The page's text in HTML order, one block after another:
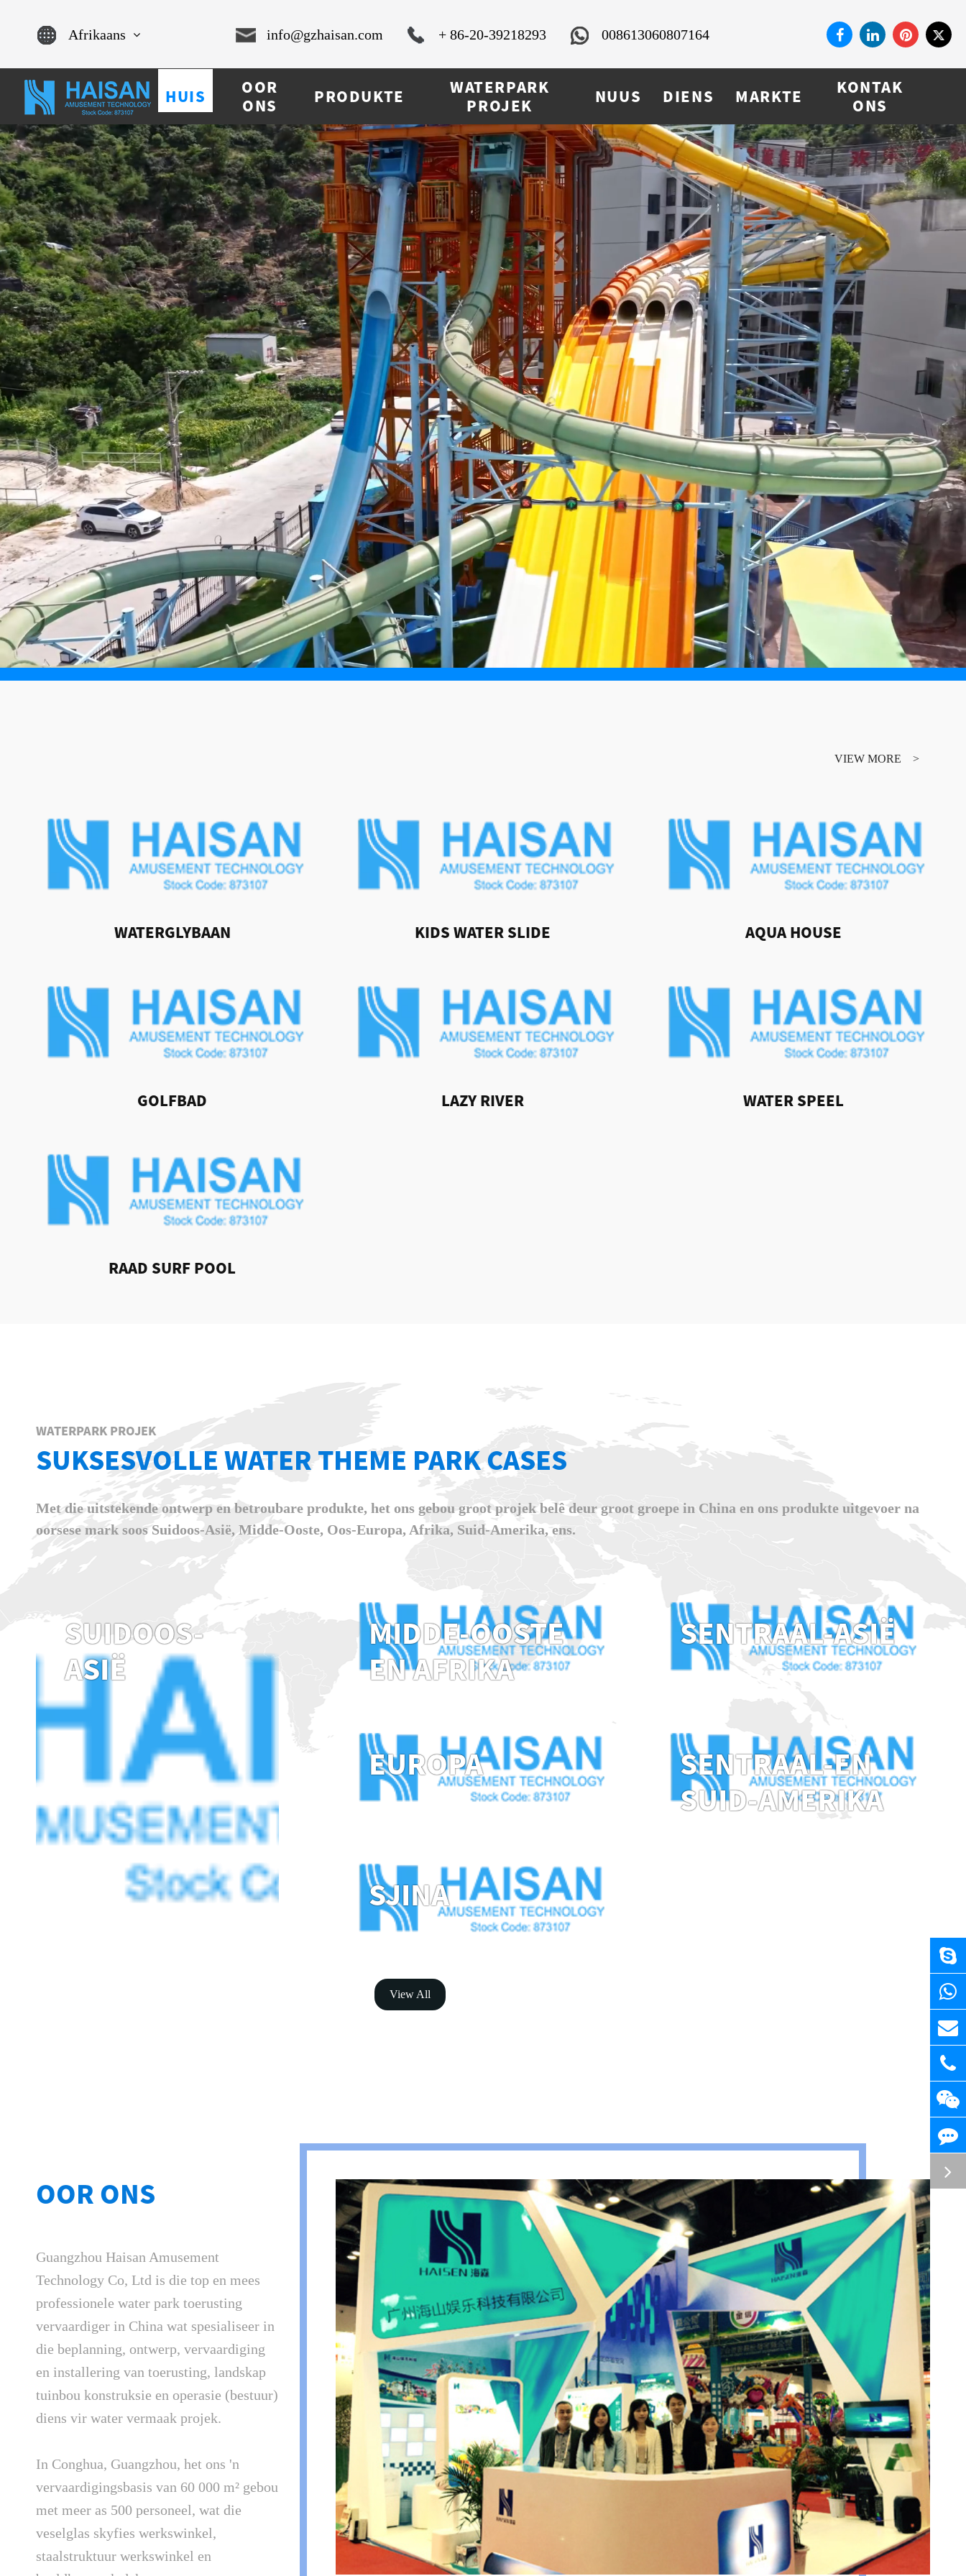
Afrikaans
Chinese
français
Español
русский
português
العربية
tiếng việt
ไทย
Pilipino
Indonesia
Afrikaans
info@gzhaisan.com + 86-20-39218293 008613060807164
HUIS
OOR
ONS
PRODUKTE
WATERPARK
PROJEK
NUUS DIENS MARKTE
KONTAK
ONS
VIEW MORE
WATERGLYBAAN KIDS WATER SLIDE AQUA HOUSE
GOLFBAD LAZY RIVER WATER SPEEL
RAAD SURF POOL
WATERPARK PROJEK
SUKSESVOLLE WATER THEME PARK CASES
Met die uitstekende ontwerp en betroubare produkte, het ons gebou groot projek belê deur groot groepe in China en ons produkte uitgevoer na
oorsese mark soos Suidoos-Asië, Midde-Ooste, Oos-Europa, Afrika, Suid-Amerika, ens.
SUIDOOS-
ASIË
MIDDE-OOSTE
EN AFRIKA
SENTRAAL-ASIË
EUROPA
SENTRAAL-EN
SUID-AMERIKA
SJINA
View All
OOR ONS
Guangzhou Haisan Amusement
Technology Co, Ltd is die top en mees
professionele water park toerusting
vervaardiger in China wat spesialiseer in
die beplanning, ontwerp, vervaardiging
en installering van toerusting, landskap
tuinbou konstruksie en operasie (bestuur)
diens vir water vermaak projek.
In Conghua, Guangzhou, het ons 'n
vervaardigingsbasis van 60 000 m² gebou
met meer as 500 personeel, wat die
veselglas skyfies werkswinkel,
staalstruktuur werkswinkel en